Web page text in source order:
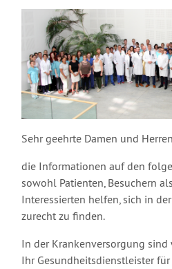
Sehr geehrte Damen und
die Informationen auf den
sowohl Patienten, Besuchern
Interessierten helfen, sich in
zurecht zu finden.
In der Krankenversorgung sind
Ihr Gesundheitsdienstleister